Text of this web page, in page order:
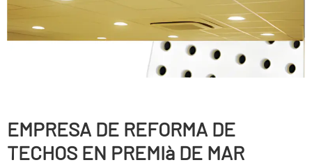
EMPRESA DE REFORMA DE
TECHOS EN PREMIà DE MAR